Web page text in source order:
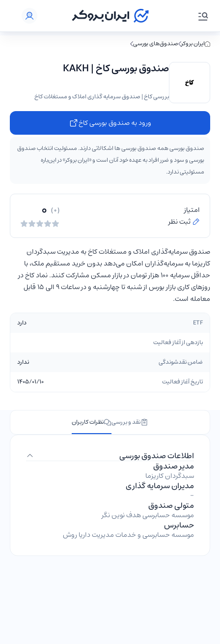
ایران بروکر صندوق‌های بورسی
صندوق بورسی کاخ | KAKH
بررسی کاخ | صندوق سرمایه گذاری املاک و مستغلات کاخ
ورود به صندوق بورسی کاخ
صندوق بورسی همه صندوق بورسی ها اشکالاتی دارند. مسئولیت انتخاب صندوق
بورسی و سود و ضرر افراد به عهده خود آنان است و «ایران بروکر» در این‌باره
مسئولیتی ندارد.
امتیاز
ثبت نظر
( 0 )
0
صندوق سرمایه‌گذاری املاک و مستغلات کاخ به مدیریت سبدگردان
کاریزما به سرمایه‌گذاران امکان می‌دهد بدون خرید مستقیم ملک، با
حداقل سرمایه ۱۰۰ هزار تومان در بازار مسکن مشارکت کنند. نماد کاخ در
روزهای کاری بازار بورس از شنبه تا چهارشنبه و در ساعات 9 الی 15 قابل
معامله است.
ETF
دارد
بازدهی از آغاز فعالیت
ضامن نقدشوندگی
ندارد
تاریخ آغاز فعالیت
۱۴۰۵/۰۱/۱۰
نقد و بررسی نظرات کاربران
اطلاعات صندوق بورسی
مدیر صندوق
سبدگردان کاریزما
مدیران سرمایه گذاری
-
متولی صندوق
موسسه حسابرسی هدف نوین نگر
حسابرس
موسسه حسابرسی و خدمات مدیریت داریا روش